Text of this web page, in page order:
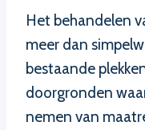
Het behandelen
meer dan
bestaande
doorgronden
nemen van